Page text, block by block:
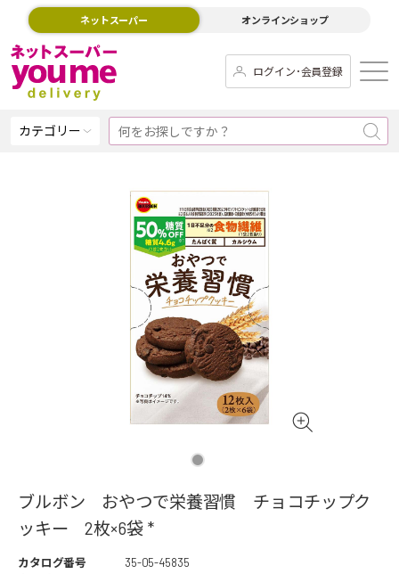
ネットスーパー オンラインショップ
ログイン･会員登録
カテゴリー
ブルボン おやつで栄養習慣 チョコチップク
ッキー 2枚×6袋 *
カタログ番号
35-05-45835